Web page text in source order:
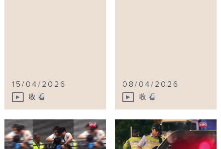
15/04/2026
收看
08/04/2026
收看